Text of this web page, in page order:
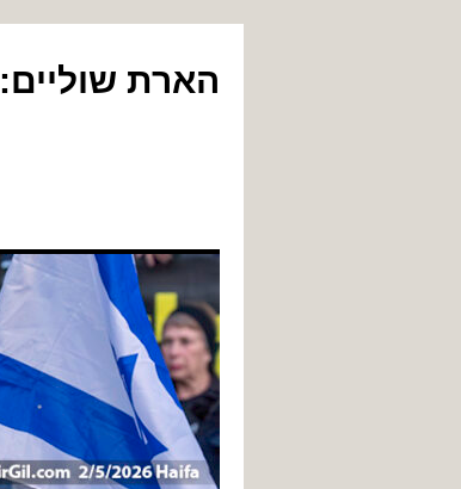
הארת שוליים: Yair Gil Photography